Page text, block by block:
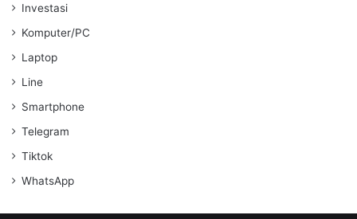
Investasi
Komputer/PC
Laptop
Line
Smartphone
Telegram
Tiktok
WhatsApp